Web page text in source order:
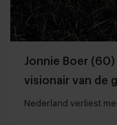
Jonnie Boer
visionair van de
Nederland verliest